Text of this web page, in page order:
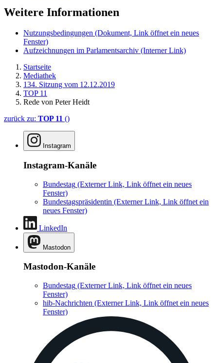
Weitere Informationen
Nutzungsbedingungen (Dokument, Link öffnet ein neues
Fenster)
Aufzeichnungen im Parlamentsarchiv (Interner Link)
Startseite
Mediathek
134. Sitzung vom 12.12.2019
TOP 11
Rede von Peter Heidt
zurück zu: TOP 11 ()
Instagram
Instagram-Kanäle
Bundestag (Externer Link, Link öffnet ein neues
Fenster)
Bundestagspräsidentin (Externer Link, Link öffnet ein
neues Fenster)
LinkedIn
Mastodon
Mastodon-Kanäle
Bundestag (Externer Link, Link öffnet ein neues
Fenster)
hib-Nachrichten (Externer Link, Link öffnet ein neues
Fenster)